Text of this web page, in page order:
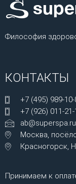
Философия
КОНТАКТЫ
+7 (495) 989-
+7 (926) 011-21-
ab@superspa.ru
Москва,
Красногорск,
Принимаем к